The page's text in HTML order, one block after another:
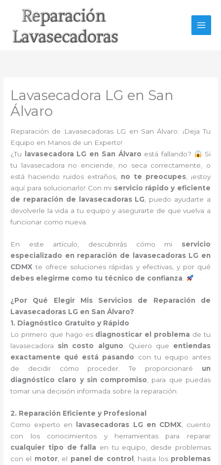
Lavasecadora LG en San
Álvaro
Reparación de Lavasecadoras LG en San Álvaro: ¡Deja Tu
Equipo en Manos de un Experto!
¿Tu
lavasecadora LG en San Álvaro está fallando?
Si
tu lavasecadora no enciende, no seca correctamente, o
está haciendo ruidos extraños, no te preocupes, ¡estoy
aquí para solucionarlo! Con mi servicio rápido y eficiente
de reparación de lavasecadoras LG, puedo ayudarte a
devolverle la vida a tu equipo y asegurarte de que vuelva a
funcionar como nueva.
En este artículo, descubrirás cómo mi servicio
especializado en reparación de lavasecadoras LG en
CDMX te ofrece soluciones rápidas y efectivas, y por qué
debes elegirme como tu técnico de confianza
¿Por Qué Elegir Mis Servicios de Reparación de
Lavasecadoras LG en San Álvaro?
1. Diagnóstico Gratuito y Rápido
Lo primero que hago es diagnosticar el problema de tu
lavasecadora sin costo alguno . Quiero que entiendas
exactamente qué está pasando con tu equipo antes
de decidir cómo proceder. Te proporcionaré un
diagnóstico claro y sin compromiso , para que puedas
tomar una decisión informada sobre la reparación.
2. Reparación Eficiente y Profesional
Como experto en
lavasecadoras LG en CDMX , cuento
con los conocimientos y herramientas para reparar
cualquier tipo de falla en tu equipo, desde problemas
con el motor, el panel de control , hasta los problemas